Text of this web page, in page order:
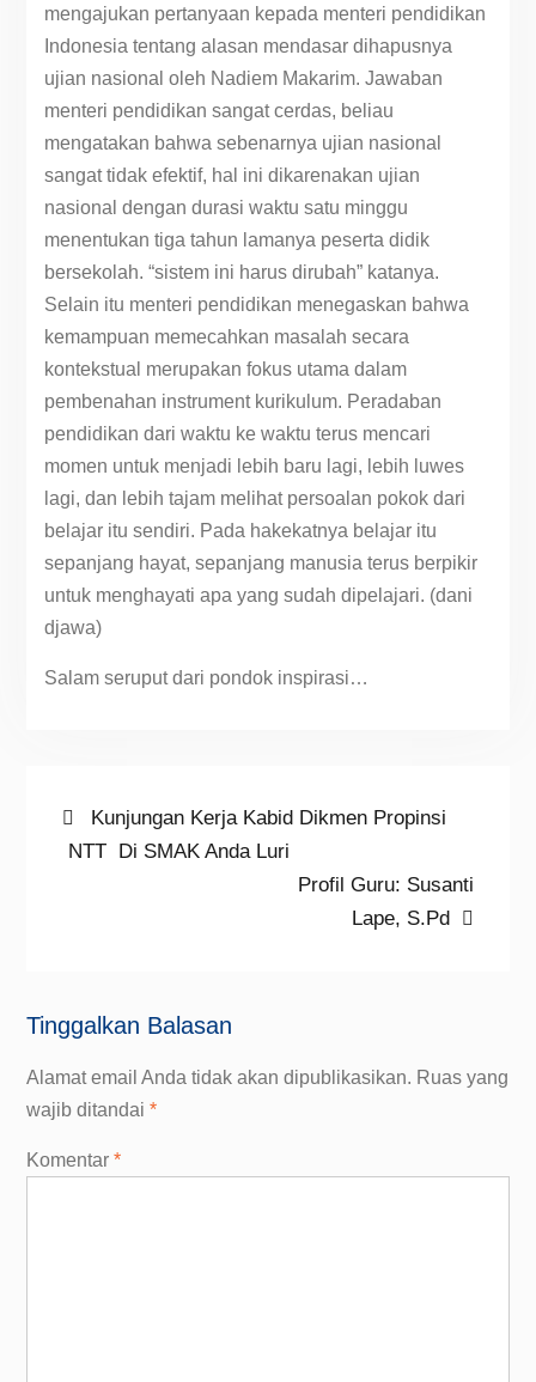
mengajukan pertanyaan kepada menteri pendidikan
Indonesia tentang alasan mendasar dihapusnya
ujian nasional oleh Nadiem Makarim. Jawaban
menteri pendidikan sangat cerdas, beliau
mengatakan bahwa sebenarnya ujian nasional
sangat tidak efektif, hal ini dikarenakan ujian
nasional dengan durasi waktu satu minggu
menentukan tiga tahun lamanya peserta didik
bersekolah. “sistem ini harus dirubah” katanya.
Selain itu menteri pendidikan menegaskan bahwa
kemampuan memecahkan masalah secara
kontekstual merupakan fokus utama dalam
pembenahan instrument kurikulum. Peradaban
pendidikan dari waktu ke waktu terus mencari
momen untuk menjadi lebih baru lagi, lebih luwes
lagi, dan lebih tajam melihat persoalan pokok dari
belajar itu sendiri. Pada hakekatnya belajar itu
sepanjang hayat, sepanjang manusia terus berpikir
untuk menghayati apa yang sudah dipelajari. (dani
djawa)
Salam seruput dari pondok inspirasi…
Navigasi
pos
Previous
post:
Kunjungan Kerja Kabid Dikmen Propinsi
NTT Di SMAK Anda Luri
Next
Profil Guru: Susanti
Lape, S.Pd
Tinggalkan Balasan
Alamat email Anda tidak akan dipublikasikan. Ruas yang
wajib ditandai *
Komentar *